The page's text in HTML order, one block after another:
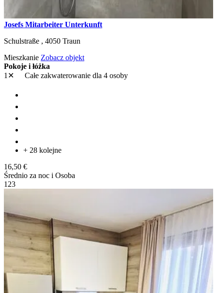
Josefs Mitarbeiter Unterkunft
Schulstraße , 4050 Traun
Mieszkanie Zobacz objekt
Pokoje i łóżka
1✕
Całe zakwaterowanie dla 4 osoby
+ 28 kolejne
16,50 €
Średnio za noc i Osoba
1 23